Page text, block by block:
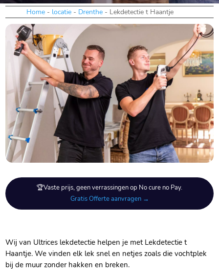
Home- locatie- Drenthe- Lekdetectie t Haantje
🏆Vaste prijs, geen verrassingen op No cure no Pay.
Gratis Offerte aanvragen →
Wij van Ultrices lekdetectie helpen je met Lekdetectie t
Haantje. We vinden elk lek snel en netjes zoals die vochtplek
bij de muur zonder hakken en breken.